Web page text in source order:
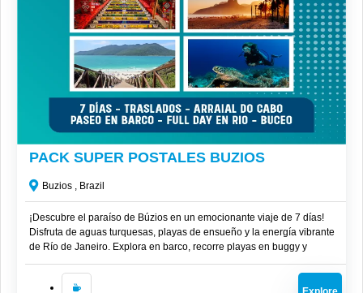
CLP$251,000
PACK SUPER POSTALES BUZIOS
Buzios , Brazil
¡Descubre el paraíso de Búzios en un emocionante viaje de 7 días!
Disfruta de aguas turquesas, playas de ensueño y la energía vibrante
de Río de Janeiro. Explora en barco, recorre playas en buggy y
sumérgete en el fascinante mundo submarino.